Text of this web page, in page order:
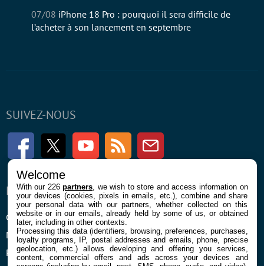
SUIVEZ-NOUS
FacebookTwitter Youtube RSS Newsletter
ENTREPRISE
Confidentialité et Cookies
Mentions légales et CGU
Préférences Cookies
À PROPOS
Contact
07/08 iPhone 18 Pro : pourquoi il sera difficile de
l’acheter à son lancement en septembre
Welcome
With our 226partners , we wish to store and access information on
your devices (cookies, pixels in emails, etc.), combine and share
your personal data with our partners, whether collected on this
website or in our emails, already held by some of us, or obtained
later, including in other contexts.
Processing this data (identifiers, browsing, preferences, purchases,
loyalty programs, IP, postal addresses and emails, phone, precise
geolocation, etc.) allows developing and offering you services,
content, commercial offers and ads across your devices and